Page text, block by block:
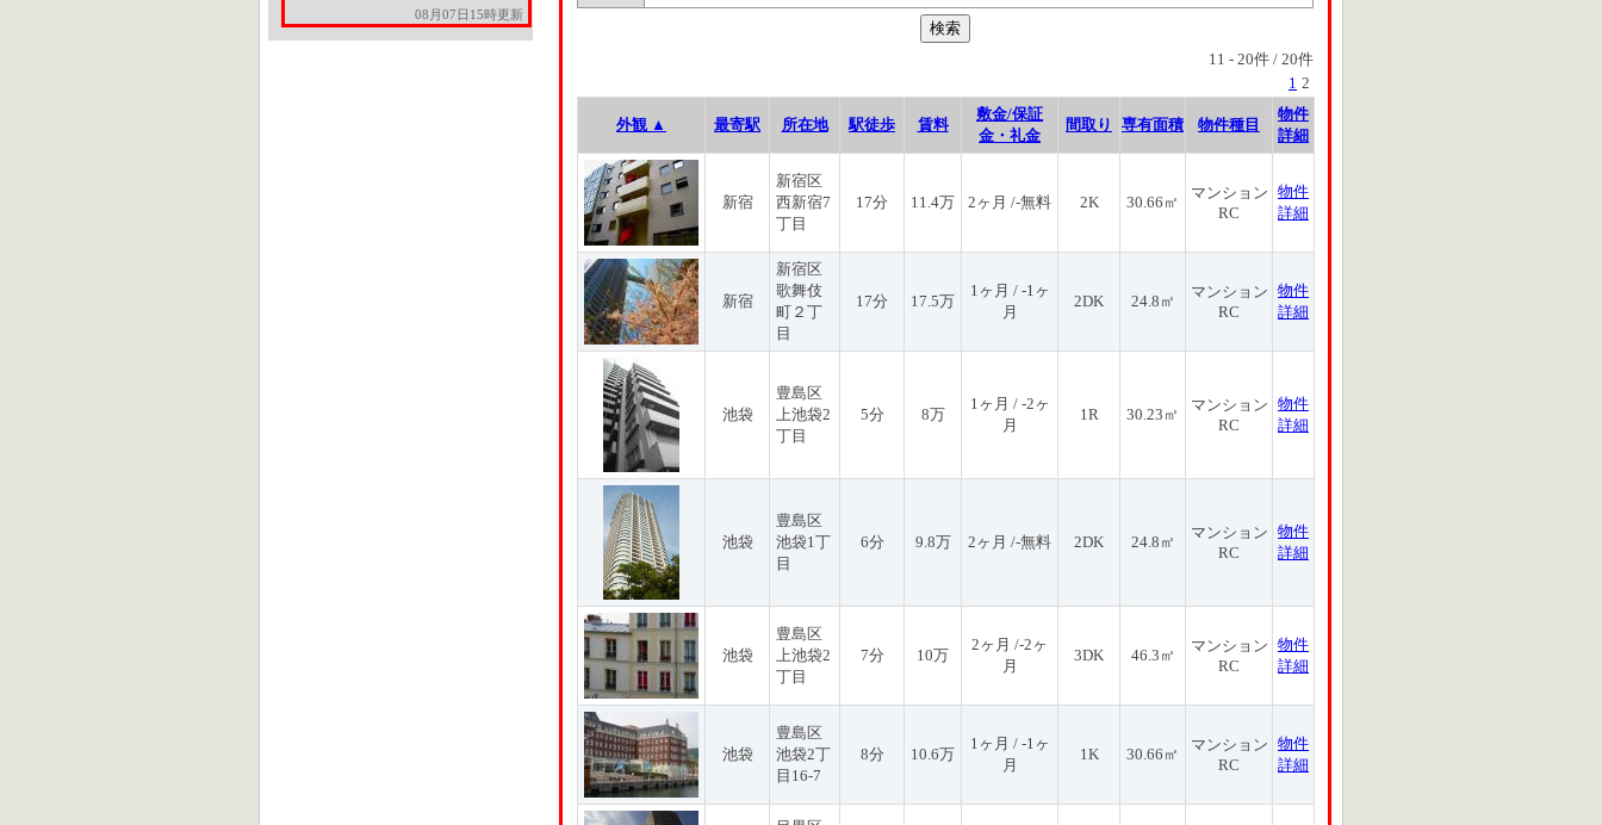
08月07日15時更新
11 - 20件 / 20件
1 2
外観 ▲ 最寄駅 所在地 駅徒歩 賃料
敷金/保証
金・礼金
間取り 専有面積 物件種目
物件
詳細
新宿
新宿区
西新宿7
丁目
17分 11.4万 2ヶ月 /-無料 2K 30.66㎡
マンション
RC
物件
詳細
新宿
新宿区
歌舞伎
町２丁
目
17分 17.5万
1ヶ月 / -1ヶ
月
2DK 24.8㎡
マンション
RC
物件
詳細
池袋
豊島区
上池袋2
丁目
5分 8万
1ヶ月 / -2ヶ
月
1R 30.23㎡
マンション
RC
物件
詳細
池袋
豊島区
池袋1丁
目
6分 9.8万 2ヶ月 /-無料 2DK 24.8㎡
マンション
RC
物件
詳細
池袋
豊島区
上池袋2
丁目
7分 10万
2ヶ月 /-2ヶ
月
3DK 46.3㎡
マンション
RC
物件
詳細
池袋
豊島区
池袋2丁
目16-7
8分 10.6万
1ヶ月 / -1ヶ
月
1K 30.66㎡
マンション
RC
物件
詳細